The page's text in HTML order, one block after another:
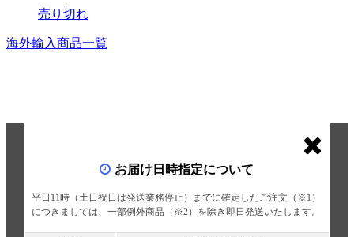
売り切れ
海外輸入商品一覧
お届け日時指定について
平日11時（土日祝日は発送業務停止）までに確定したご注文（※1）
につきましては、一部例外商品（※2）を除き即日発送いたします。